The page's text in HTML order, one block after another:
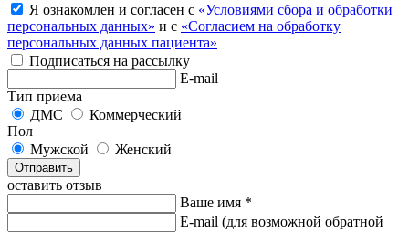
Я ознакомлен и согласен с «Условиями сбора и обработки
персональных данных» и с «Согласием на обработку
персональных данных пациента»
Подписаться на рассылку
E-mail
Тип приема
ДМС
Коммерческий
Пол
Мужской
Женский
Отправить
оставить отзыв
Ваше имя *
E-mail (для возможной обратной